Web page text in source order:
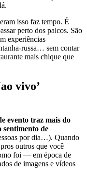
isso faz tempo. É
perto dos palcos. São
experiências
russa… sem contar
mais chique que
vivo’
evento traz mais do
sentimento de
por dia…). Quando
outros que você
foi — em época de
de imagens e vídeos